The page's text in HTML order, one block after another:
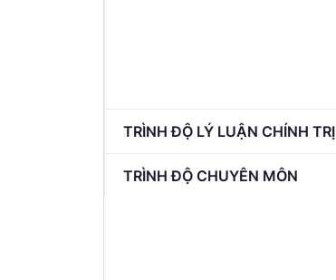
TRÌNH ĐỘ LÝ LUẬN CHÍNH TRỊ
TRÌNH ĐỘ CHUYÊN MÔN